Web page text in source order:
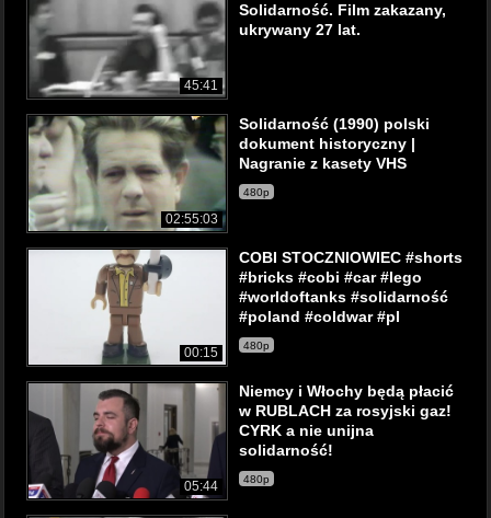
45:41
Solidarność. Film zakazany,
ukrywany 27 lat.
02:55:03
Solidarność (1990) polski
dokument historyczny |
Nagranie z kasety VHS
480p
00:15
COBI STOCZNIOWIEC #shorts
#bricks #cobi #car #lego
#worldoftanks #solidarność
#poland #coldwar #pl
480p
05:44
Niemcy i Włochy będą płacić
w RUBLACH za rosyjski gaz!
CYRK a nie unijna
solidarność!
480p